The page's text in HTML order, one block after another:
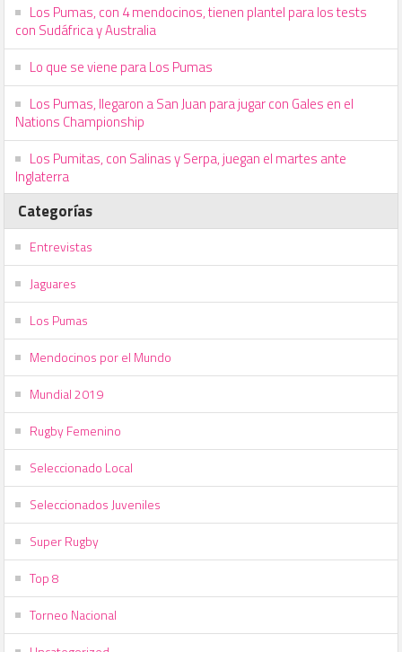
Los Pumas, con 4 mendocinos, tienen plantel para los tests
con Sudáfrica y Australia
Lo que se viene para Los Pumas
Los Pumas, llegaron a San Juan para jugar con Gales en el
Nations Championship
Los Pumitas, con Salinas y Serpa, juegan el martes ante
Inglaterra
Categorías
Entrevistas
Jaguares
Los Pumas
Mendocinos por el Mundo
Mundial 2019
Rugby Femenino
Seleccionado Local
Seleccionados Juveniles
Super Rugby
Top 8
Torneo Nacional